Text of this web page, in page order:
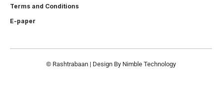
Terms and Conditions
E-paper
© Rashtrabaan | Design By Nimble Technology